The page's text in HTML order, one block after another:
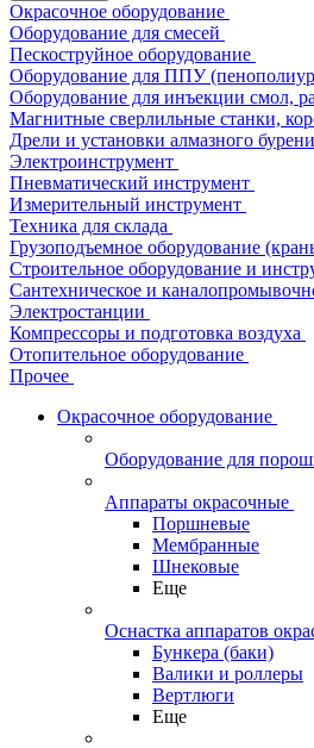
Окрасочное оборудование
Оборудование для смесей
Пескоструйное оборудование
Оборудование для ППУ
Оборудование для инъекции смол,
Магнитные сверлильные станки,
Дрели и установки алмазного
Электроинструмент
Пневматический инструмент
Измерительный инструмент
Техника для склада
Грузоподъемное оборудование
Строительное оборудование и
Сантехническое и
Электростанции
Компрессоры и подготовка воздуха
Отопительное оборудование
Прочее
Окрасочное оборудование
Оборудование для
Аппараты окрасочные
Поршневые
Мембранные
Шнековые
Еще
Оснастка аппаратов
Бункера (баки)
Валики и роллеры
Вертлюги
Еще